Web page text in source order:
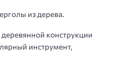
из дерева.
конструкции
инструмент,